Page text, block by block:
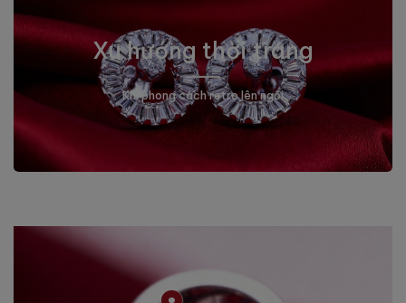
Xu hướng thời trang
Khi phong cách retro lên ngôi